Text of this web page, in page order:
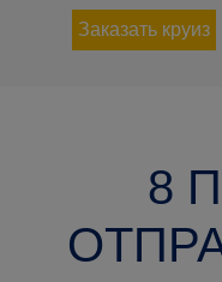
Заказать круиз
8